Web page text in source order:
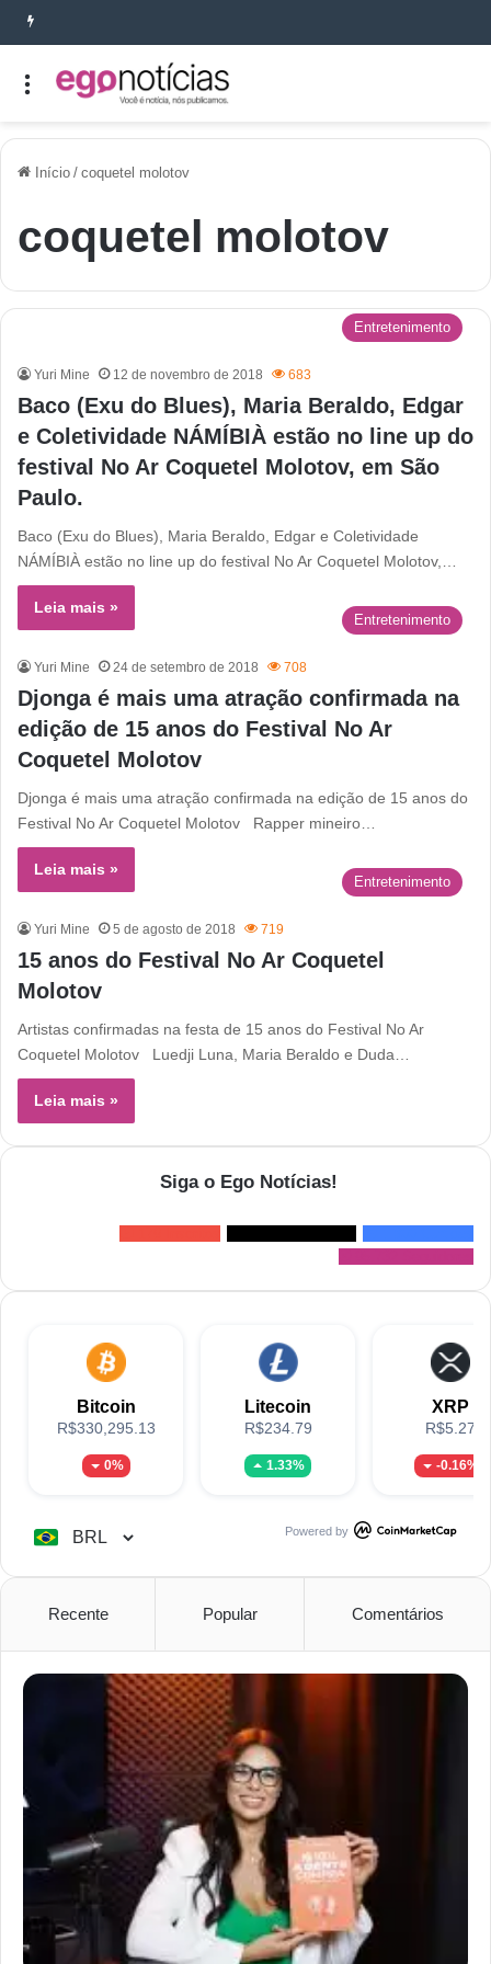
Início / coquetel molotov
coquetel molotov
Entretenimento
Yuri Mine 12 de novembro de 2018 683
Baco (Exu do Blues), Maria Beraldo, Edgar
e Coletividade NÁMÍBIÀ estão no line up do
festival No Ar Coquetel Molotov, em São
Paulo.
Baco (Exu do Blues), Maria Beraldo, Edgar e Coletividade
NÁMÍBIÀ estão no line up do festival No Ar Coquetel Molotov,…
Leia mais »
Entretenimento
Yuri Mine 24 de setembro de 2018 708
Djonga é mais uma atração confirmada na
edição de 15 anos do Festival No Ar
Coquetel Molotov
Djonga é mais uma atração confirmada na edição de 15 anos do
Festival No Ar Coquetel Molotov Rapper mineiro…
Leia mais »
Entretenimento
Yuri Mine 5 de agosto de 2018 719
15 anos do Festival No Ar Coquetel
Molotov
Artistas confirmadas na festa de 15 anos do Festival No Ar
Coquetel Molotov Luedji Luna, Maria Beraldo e Duda…
Leia mais »
Siga o Ego Notícias!
Bitcoin
R$330,295.13
0%
Litecoin
R$234.79
1.33%
XRP
R$5.27
-0.16%
Powered by
Recente Popular Comentários